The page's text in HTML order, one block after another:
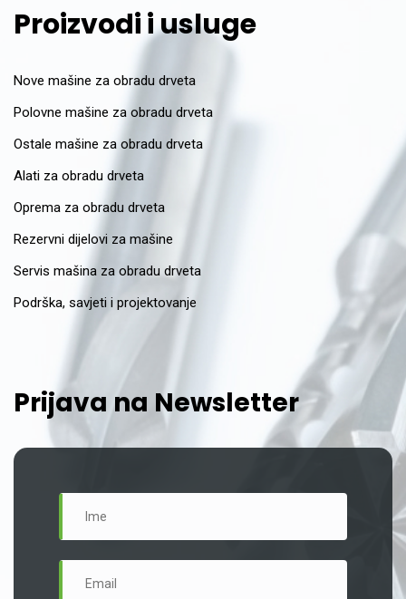
Proizvodi i usluge
Nove mašine za obradu drveta
Polovne mašine za obradu drveta
Ostale mašine za obradu drveta
Alati za obradu drveta
Oprema za obradu drveta
Rezervni dijelovi za mašine
Servis mašina za obradu drveta
Podrška, savjeti i projektovanje
Prijava na Newsletter